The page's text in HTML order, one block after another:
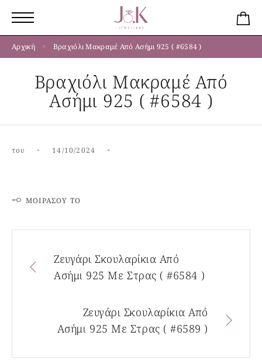
Αρχική Βραχιόλι Μακραμέ Από Ασήμι 925 ( #6584 )
Βραχιόλι Μακραμέ Από
Ασήμι 925 ( #6584 )
του 14/10/2024
ΜΟΙΡΆΣΟΥ ΤΟ
Ζευγάρι Σκουλαρίκια Από
Ασήμι 925 Με Στρας ( #6584 )
Ζευγάρι Σκουλαρίκια Από
Ασήμι 925 Με Στρας ( #6589 )